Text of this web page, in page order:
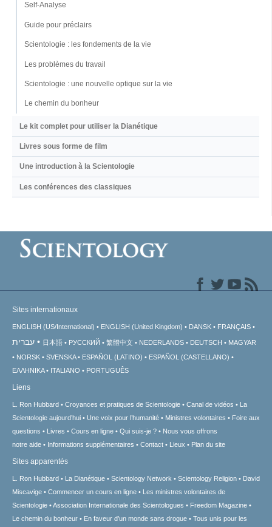
Self-Analyse
Guide pour préclairs
Scientologie : les fondements de la vie
Les problèmes du travail
Scientologie : une nouvelle optique sur la vie
Le chemin du bonheur
Le kit complet pour utiliser la Dianétique
Livres sous forme de film
Une introduction à la Scientologie
Les conférences des classiques
Sites internationaux
ENGLISH (US/International) ENGLISH (United Kingdom) DANSK FRANÇAIS
עברית 日本語 РУССКИЙ 繁體中文 NEDERLANDS DEUTSCH
MAGYAR
NORSK
SVENSKA ESPAÑOL (LATINO)
ESPAÑOL (CASTELLANO)
ΕΛΛΗΝΙΚA
ITALIANO PORTUGUÊS
Liens
L. Ron Hubbard Croyances et pratiques de Scientologie Canal de vidéos
La
Scientologie aujourd’hui
Une voix pour l’humanité Ministres volontaires
Foire aux
questions
Livres Cours en ligne Qui suis-je ?
Nous vous offrons
notre aide
Informations supplémentaires Contact Lieux Plan du site
Sites apparentés
L. Ron Hubbard La Dianétique Scientology Network Scientology Religion
David
Miscavige
Commencer un cours en ligne
Les ministres volontaires de
Scientologie
Association Internationale des Scientologues
Freedom Magazine
Le chemin du bonheur
En faveur d’un monde sans drogue Tous unis pour les